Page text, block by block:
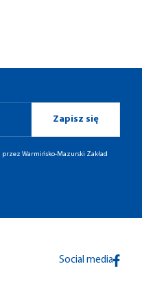
Zapisz się
Warmińsko-Mazurski Zakład
Social media